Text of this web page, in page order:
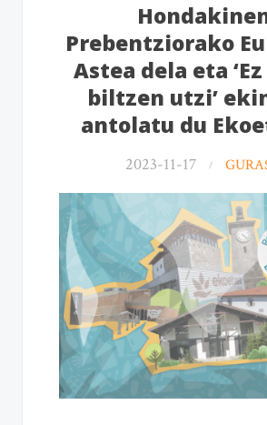
Prebentziorako
Astea dela eta
biltzen utzi’
antolatu du
2023-11-17